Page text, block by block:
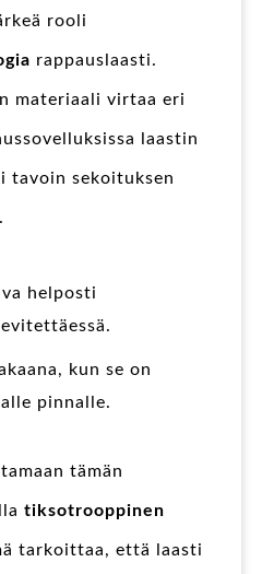
rooli
rappauslaasti.
materiaali virtaa eri
laastin
tavoin sekoituksen
helposti
kun se on
pinnalle.
tämän
tiksotrooppinen
tarkoittaa, että laasti